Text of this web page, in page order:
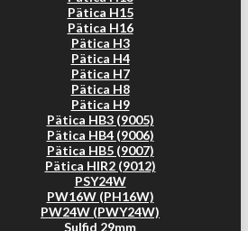
Pätica H15
Pätica H16
Pätica H3
Pätica H4
Pätica H7
Pätica H8
Pätica H9
Pätica HB3 (9005)
Pätica HB4 (9006)
Pätica HB5 (9007)
Pätica HIR2 (9012)
PSY24W
PW16W (PH16W)
PW24W (PWY24W)
Sulfid 29mm